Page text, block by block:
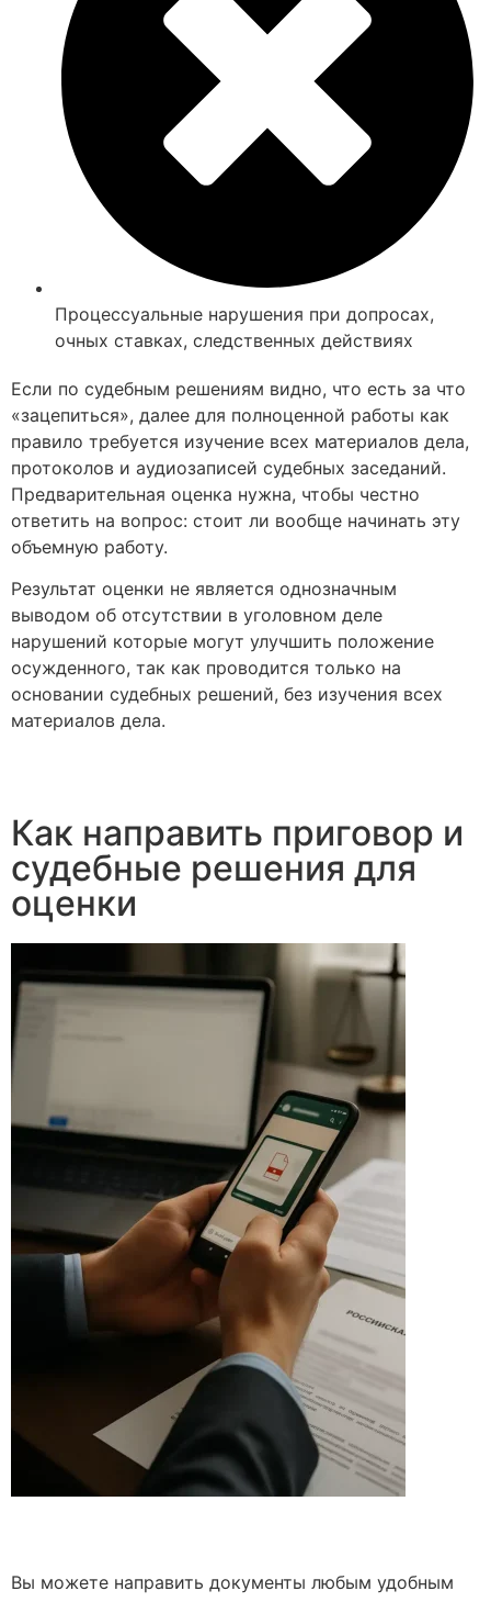
Процессуальные нарушения при допросах,
очных ставках, следственных действиях
Если по судебным решениям видно, что есть за что
«зацепиться», далее для полноценной работы как
правило требуется изучение всех материалов дела,
протоколов и аудиозаписей судебных заседаний.
Предварительная оценка нужна, чтобы честно
ответить на вопрос: стоит ли вообще начинать эту
объемную работу.
Результат оценки не является однозначным
выводом об отсутствии в уголовном деле
нарушений которые могут улучшить положение
осужденного, так как проводится только на
основании судебных решений, без изучения всех
материалов дела.
Как направить приговор и
судебные решения для
оценки
Вы можете направить документы любым удобным